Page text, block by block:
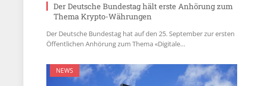
Der Deutsche Bundestag hält erste Anhörung zum
Thema Krypto-Währungen
Der Deutsche Bundestag hat auf den 25. September zur ersten
Öffentlichen Anhörung zum Thema «Digitale…
NEWS